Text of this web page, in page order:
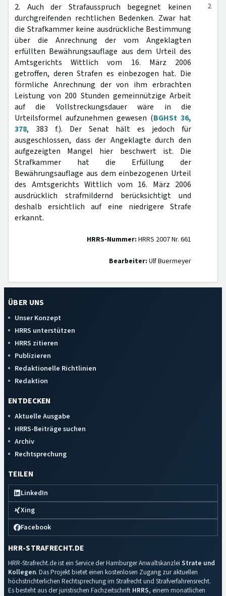
2
2. Auch der Strafausspruch begegnet keinen
durchgreifenden rechtlichen Bedenken. Zwar hat
die Strafkammer keine ausdrückliche Bestimmung
über die Anrechnung der vom Angeklagten
erfüllten Bewährungsauflage aus dem Urteil des
Amtsgerichts Wittlich vom 16. März 2006
getroffen, deren Strafen es einbezogen hat. Die
förmliche Anrechnung der von ihm erbrachten
Leistung von 200 Stunden gemeinnützige Arbeit
auf die Vollstreckungsdauer wäre in die
Urteilsformel aufzunehmen gewesen (BGHSt 36,
378, 383 f.). Der Senat hält es jedoch für
ausgeschlossen, dass der Angeklagte durch den
aufgezeigten Mangel hier beschwert ist. Die
Strafkammer hat die Erfüllung der
Bewährungsauflage aus dem einbezogenen Urteil
des Amtsgerichts Wittlich vom 16. März 2006
ausdrücklich strafmildernd berücksichtigt und
deshalb ersichtlich auf eine niedrigere Strafe
erkannt.
HRRS-Nummer: HRRS 2007 Nr. 661
Bearbeiter: Ulf Buermeyer
ÜBER UNS
Unser Konzept
HRRS unterstützen
HRRS zitieren
Publizieren
Redaktionelle Richtlinien
Redaktion
ENTDECKEN
Aktuelle Ausgabe
HRRS-Beiträge suchen
Archiv
Rechtsprechung
TEILEN
LinkedIn
Xing
Facebook
HRR-STRAFRECHT.DE
HRR-Strafrecht.de ist ein Service der Hamburger Anwaltskanzlei Strate und
Kollegen. Das Projekt bietet einen kostenlosen Zugang zur aktuellen
höchstrichterlichen Rechtsprechung im Strafrecht und Strafverfahrensrecht.
Es besteht aus der juristischen Fachzeitschrift HRRS, einem monatlichen